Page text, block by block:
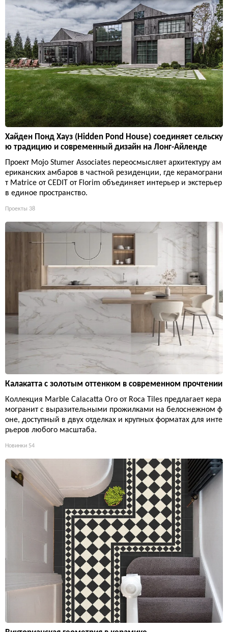
Хайден Понд Хауз (Hidden Pond House) соединяет сельску
ю традицию и современный дизайн на Лонг-Айленде
Проект Mojo Stumer Associates переосмысляет архитектуру ам
ериканских амбаров в частной резиденции, где керамограни
т Matrice от CEDIT от Florim объединяет интерьер и экстерьер
в единое пространство.
Проекты 38
Калакатта с золотым оттенком в современном прочтении
Коллекция Marble Calacatta Oro от Roca Tiles предлагает кера
могранит с выразительными прожилками на белоснежном ф
оне, доступный в двух отделках и крупных форматах для инте
рьеров любого масштаба.
Новинки 54